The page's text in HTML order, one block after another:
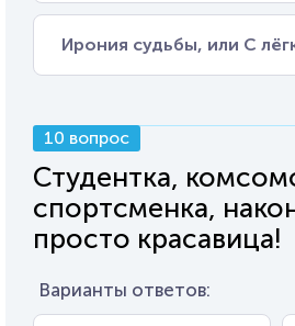
Ирония судьбы, или С
10 вопрос
Студентка,
спортсменка,
просто красавица!
Варианты ответов: